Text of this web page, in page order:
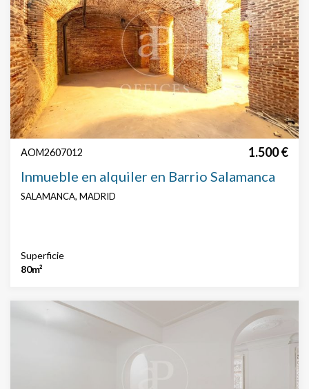
AOM2607012 1.500 €
Inmueble en alquiler en Barrio Salamanca
SALAMANCA, MADRID
Superficie
80m²